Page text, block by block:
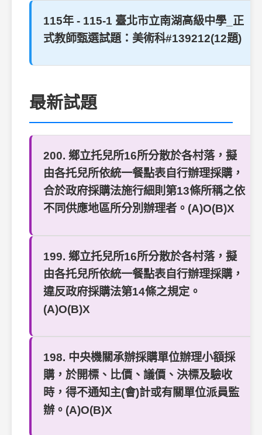
115年 - 115-1 臺北市立南湖高級中學_正
式教師甄選試題：美術科#139212(12題)
最新試題
200. 鄉立托兒所16所分散於各村落，擬
由各托兒所依統一餐點表自行辦理採購，
合於政府採購法施行細則第13條所稱之依
不同供應地區所分別辦理者。(A)O(B)X
199. 鄉立托兒所16所分散於各村落，擬
由各托兒所依統一餐點表自行辦理採購，
違反政府採購法第14條之規定。
(A)O(B)X
198. 中央機關承辦採購單位辦理小額採
購，於開標、比價、議價、決標及驗收
時，得不通知主(會)計或有關單位派員監
辦。(A)O(B)X